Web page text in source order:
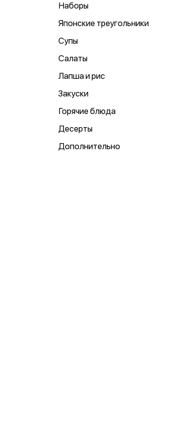
Наборы
Японские треугольники
Супы
Салаты
Лапша и рис
Закуски
Горячие блюда
Десерты
Дополнительно